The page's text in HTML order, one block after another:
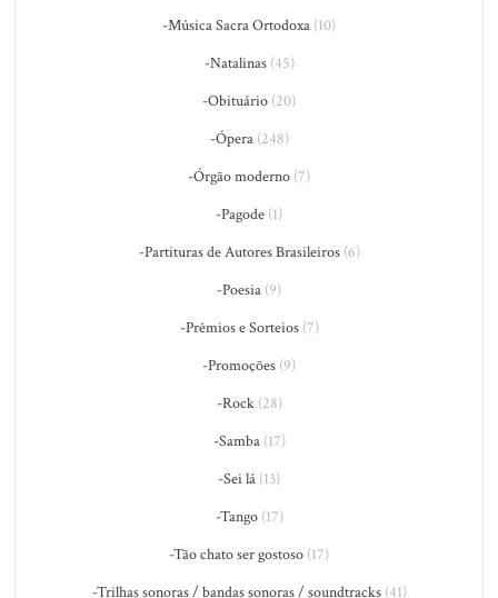
-Música Sacra Ortodoxa (10)
-Natalinas(45)
-Obituário (20)
-Ópera(248)
-Órgão moderno (7)
-Pagode (1)
-Partituras de Autores Brasileiros(6)
-Poesia (9)
-Prêmios e Sorteios(7)
-Promoções (9)
-Rock(28)
-Samba(17)
-Sei lá (13)
-Tango(17)
-Tão chato ser gostoso (17)
-Trilhas sonoras / bandas sonoras / soundtracks(41)